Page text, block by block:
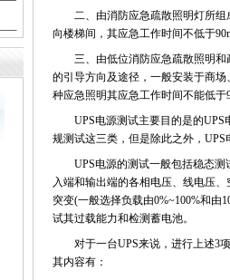
二、由消防应急疏散照明灯所组
向楼梯间，其应急工作时间不低于
三、由低位消防应急疏散照明和
的引导方向及途径，一般安装于商
种应急照明其应急工作时间不能低于
UPS电源测试主要目的是的UPS
规测试这三类，但是除此之外，
UPS电源的测试一般包括稳态测
入端和输出端的各相电压、线电压
突变(一般选择负载由0%~100%和由
试其过载能力和检测蓄电池。
对于一台UPS来说，进行上述3项
其内容有：